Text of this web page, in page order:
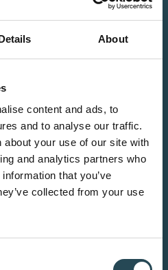
About
content and ads, to
and to analyse our traffic.
about your use of our site with
and analytics partners who
that you’ve
collected from your use